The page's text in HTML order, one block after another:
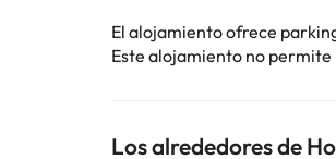
El alojamiento ofrece
Este alojamiento no
Los alrededores de